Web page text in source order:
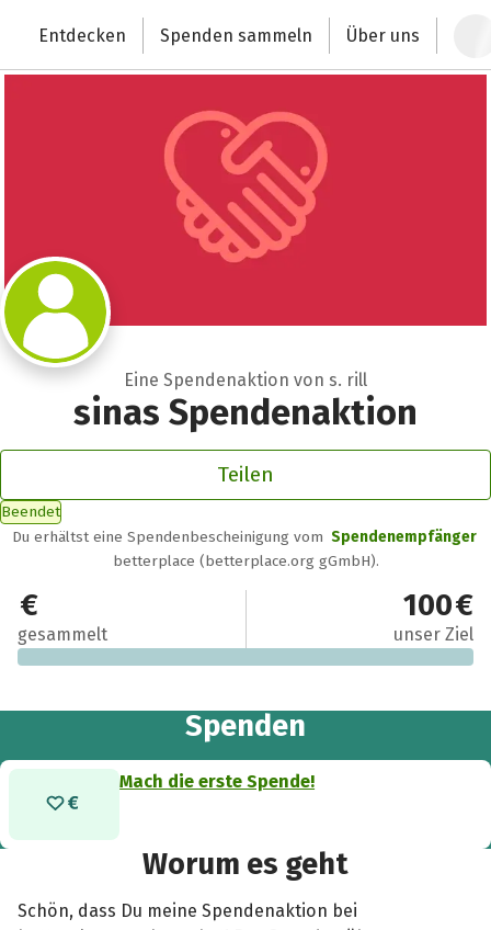
Deutschlands größte Spendenplattform
Entdecken Spenden sammeln Über uns
Eine Spendenaktion von s. rill
sinas Spendenaktion
Teilen
Beendet
Du erhältst eine Spendenbescheinigung vom Spendenempfänger
betterplace (betterplace.org gGmbH).
0 €
gesammelt
100 €
unser Ziel
Spenden
Mach die erste Spende!
Worum es geht
Schön, dass Du meine Spendenaktion bei